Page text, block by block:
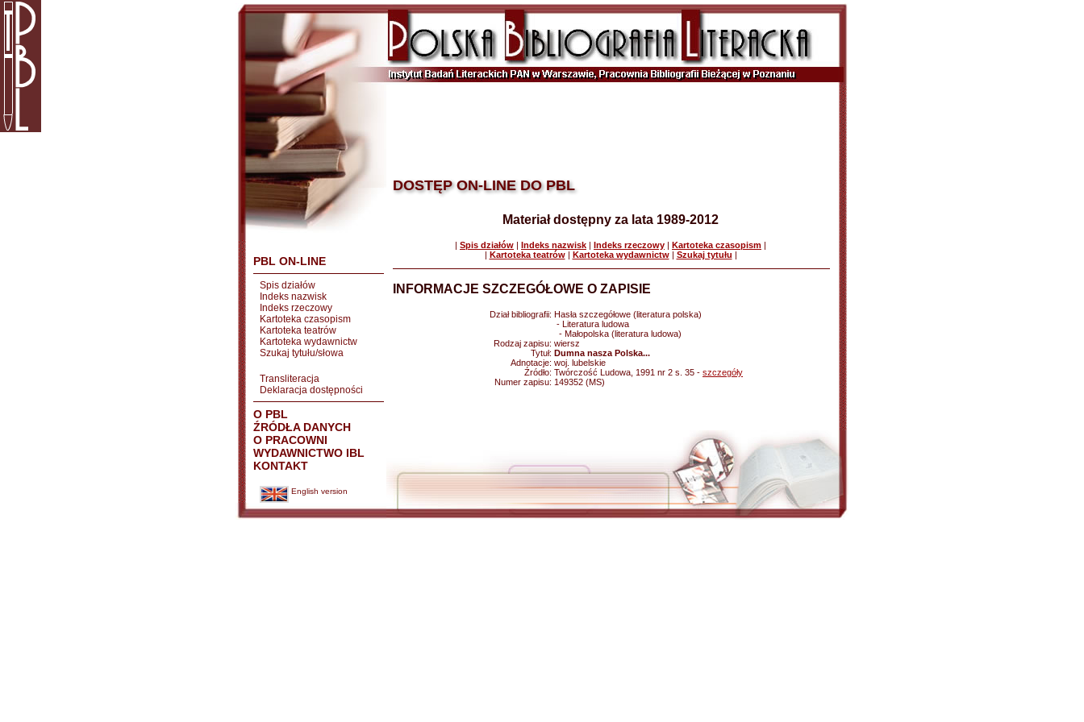
PBL ON-LINE
Spis działów
Indeks nazwisk
Indeks rzeczowy
Kartoteka czasopism
Kartoteka teatrów
Kartoteka wydawnictw
Szukaj tytułu/słowa
Transliteracja
Deklaracja dostępności
O PBL
ŹRÓDŁA DANYCH
O PRACOWNI
WYDAWNICTWO IBL
KONTAKT
English version
DOSTĘP ON-LINE DO PBL
Materiał dostępny za lata 1989-2012
| Spis działów | Indeks nazwisk | Indeks rzeczowy | Kartoteka czasopism |
| Kartoteka teatrów| Kartoteka wydawnictw| Szukaj tytułu |
INFORMACJE SZCZEGÓŁOWE O ZAPISIE
Dział bibliografii: Hasła szczegółowe (literatura polska)
- Literatura ludowa
- Małopolska (literatura ludowa)
Rodzaj zapisu: wiersz
Tytuł: Dumna nasza Polska...
Adnotacje: woj. lubelskie
Źródło: Twórczość Ludowa, 1991 nr 2 s. 35 - szczegóły
Numer zapisu: 149352 (MS)